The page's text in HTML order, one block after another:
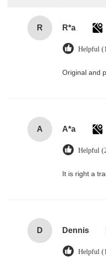
R R*a
Helpful
Original and
A A*a
Helpful
It is right a
D Dennis
Helpful